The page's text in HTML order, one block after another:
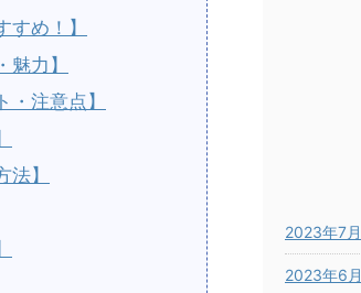
め！】
力】
注意点】
】
2023年7月
2023年6月